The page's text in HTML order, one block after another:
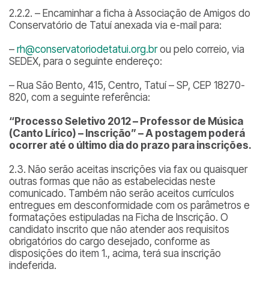
2.2.2. – Encaminhar a ficha à Associação de Amigos do
Conservatório de Tatuí anexada via e-mail para:
– rh@conservatoriodetatui.org.brou pelo correio, via
SEDEX, para o seguinte endereço:
– Rua São Bento, 415, Centro, Tatuí – SP, CEP 18270-
820, com a seguinte referência:
“Processo Seletivo 2012 – Professor de Música
(Canto Lírico) – Inscrição” – A postagem poderá
ocorrer até o último dia do prazo para inscrições.
2.3. Não serão aceitas inscrições via fax ou quaisquer
outras formas que não as estabelecidas neste
comunicado. Também não serão aceitos currículos
entregues em desconformidade com os parâmetros e
formatações estipuladas na Ficha de Inscrição. O
candidato inscrito que não atender aos requisitos
obrigatórios do cargo desejado, conforme as
disposições do item 1., acima, terá sua inscrição
indeferida.